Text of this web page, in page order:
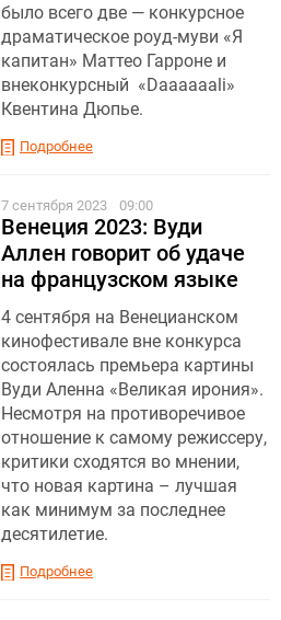
было всего две — конкурсное
драматическое роуд-муви «Я
капитан» Маттео Гарроне и
внеконкурсный «Daaaaaali»
Квентина Дюпье.
Подробнее
7 сентября 2023 09:00
Венеция 2023: Вуди
Аллен говорит об удаче
на французском языке
4 сентября на Венецианском
кинофестивале вне конкурса
состоялась премьера картины
Вуди Аленна «Великая ирония».
Несмотря на противоречивое
отношение к самому режиссеру,
критики сходятся во мнении,
что новая картина – лучшая
как минимум за последнее
десятилетие.
Подробнее